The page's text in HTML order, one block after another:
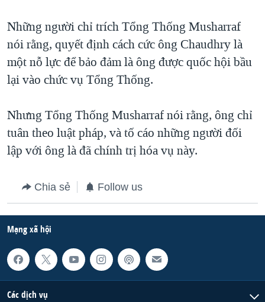
Những người chỉ trích Tổng Thống Musharraf
nói rằng, quyết định cách cức ông Chaudhry là
một nỗ lực để bảo đảm là ông được quốc hội bầu
lại vào chức vụ Tổng Thống.
Nhưng Tổng Thống Musharraf nói rằng, ông chỉ
tuân theo luật pháp, và tố cáo những người đối
lập với ông là đã chính trị hóa vụ này.
Chia sẻ Follow us
Mạng xã hội
Các dịch vụ